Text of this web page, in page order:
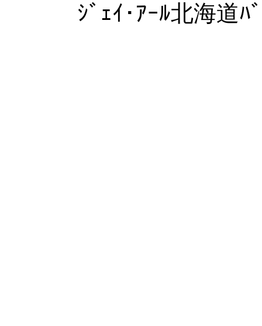
ｼﾞｪｲ･ｱｰﾙ北海道